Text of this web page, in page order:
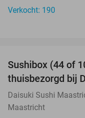
Verkocht: 190
Sushibox (44 of
thuisbezorgd bij
Daisuki Sushi
Maastricht